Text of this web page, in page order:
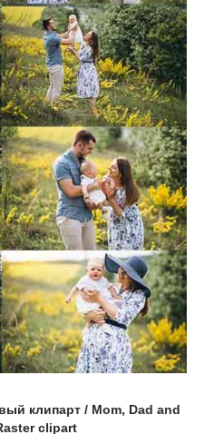
клипарт / Mom, Dad and
clipart